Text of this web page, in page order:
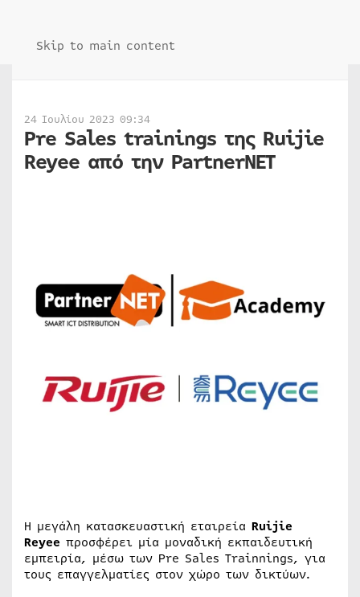
Skip to main content
24 Ιουλίου 2023 09:34
Pre Sales trainings της Ruijie
Reyee από την PartnerNET
H μεγάλη κατασκευαστική εταιρεία Ruijie
Reyee προσφέρει μία μοναδική εκπαιδευτική
εμπειρία, μέσω των Pre Sales Trainnings, για
τους επαγγελματίες στον χώρο των δικτύων.